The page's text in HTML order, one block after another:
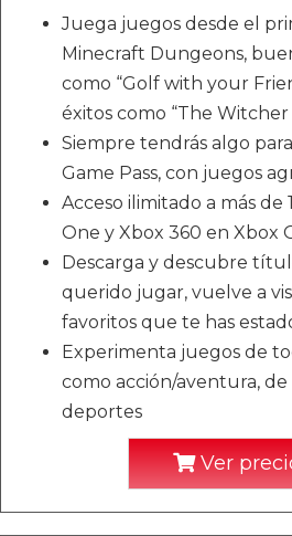
Juega juegos desde el
Minecraft Dungeons,
como “Golf with your
éxitos como “The Witcher
Siempre tendrás algo
Game Pass, con juegos
Acceso ilimitado a más de
One y Xbox 360 en Xbox
Descarga y descubre
querido jugar, vuelve a
favoritos que te has
Experimenta juegos de
como acción/aventura, de
deportes
Ver